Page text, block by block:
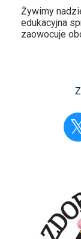
Żywimy
edukacyjna
zaowocuje